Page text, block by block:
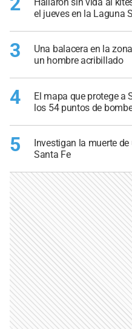
el jueves en la Laguna
3
Una balacera en la
un hombre acribillado
4
El mapa que protege a
los 54 puntos de
5
Investigan la muerte
Santa Fe